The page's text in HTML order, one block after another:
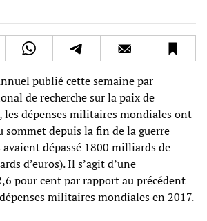
publié cette semaine par
de recherche sur la paix de
les dépenses militaires mondiales ont
depuis la fin de la guerre
dépassé 1800 milliards de
d’euros). Il s’agit d’une
pour cent par rapport au précédent
militaires mondiales en 2017.